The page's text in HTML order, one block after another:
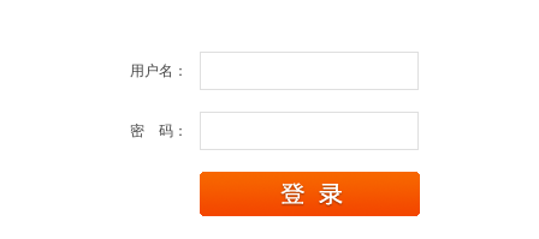
用户名：
密 码：